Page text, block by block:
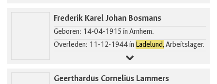
Frederik Karel Johan Bosmans
Geboren: 14-04-1915 in Arnhem.
Overleden: 11-12-1944 in Ladelund, Arbeitslager.
Geerthardus Cornelius Lammers